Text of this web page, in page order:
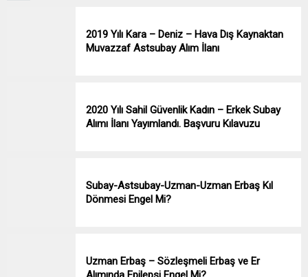
2019 Yılı Kara – Deniz – Hava Dış Kaynaktan
Muvazzaf Astsubay Alım İlanı
2020 Yılı Sahil Güvenlik Kadın – Erkek Subay
Alımı İlanı Yayımlandı. Başvuru Kılavuzu
Subay-Astsubay-Uzman-Uzman Erbaş Kıl
Dönmesi Engel Mi?
Uzman Erbaş – Sözleşmeli Erbaş ve Er